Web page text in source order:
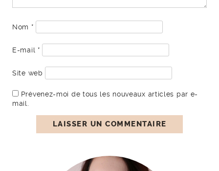
Nom *
E-mail *
Site web
Prévenez-moi de tous les nouveaux articles par e-
mail.